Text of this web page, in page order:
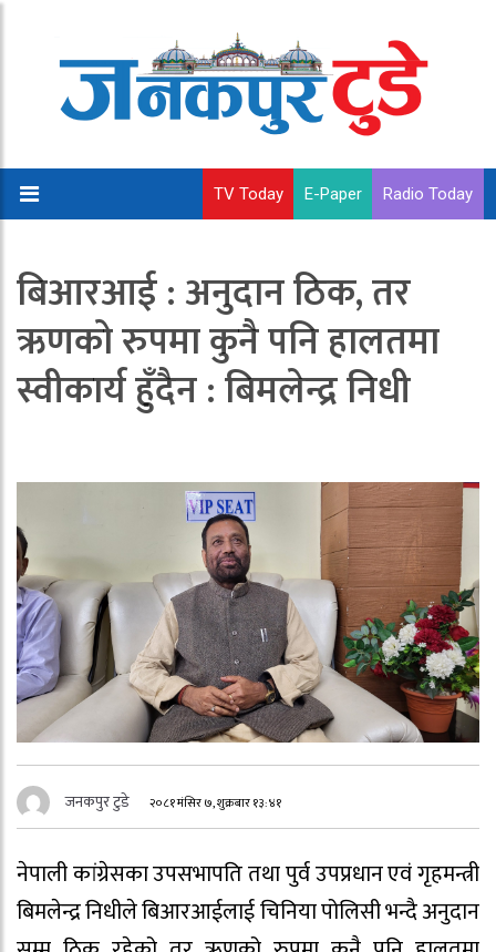
TV Today E-Paper Radio Today
बिआरआई : अनुदान ठिक, तर
ऋणको रुपमा कुनै पनि हालतमा
स्वीकार्य हुँदैन : बिमलेन्द्र निधी
जनकपुर टुडे २०८१ मंसिर ७, शुक्रबार १३:४१
नेपाली कांग्रेसका उपसभापति तथा पुर्व उपप्रधान एवं गृहमन्त्री
बिमलेन्द्र निधीले बिआरआईलाई चिनिया पोलिसी भन्दै अनुदान